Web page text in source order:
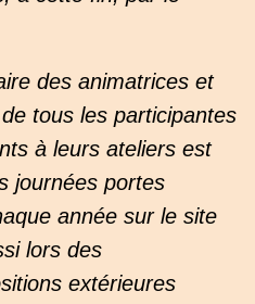
des animatrices et
tous les participantes
à leurs ateliers est
journées portes
année sur le site
lors des
extérieures